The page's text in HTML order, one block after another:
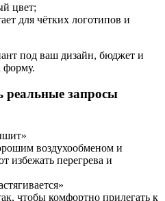
цвет;
для чётких логотипов и
под ваш дизайн, бюджет и
форму.
реальные запросы
воздухообменом и
избежать перегрева и
чтобы комфортно прилегать к